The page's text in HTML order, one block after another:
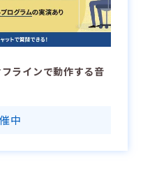
ラインで動作する音
中